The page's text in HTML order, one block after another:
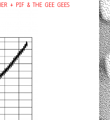
+ PIF & THE GEE GEES